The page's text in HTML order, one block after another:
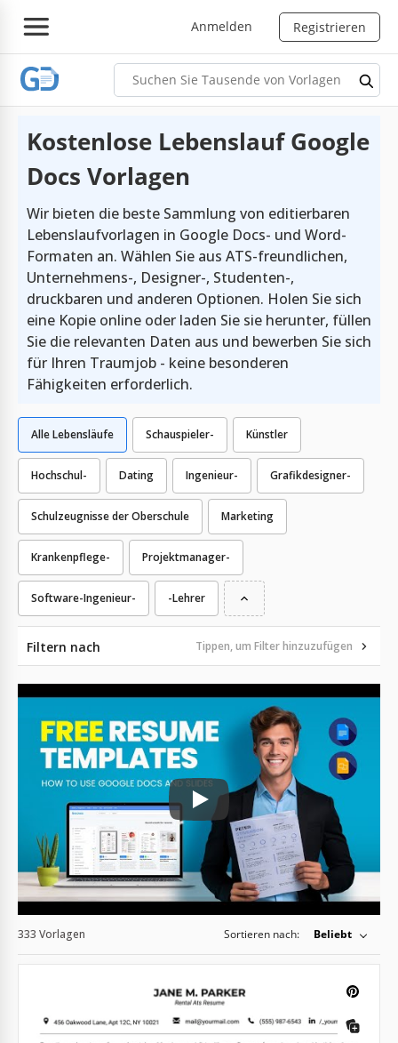
Anmelden Registrieren
Kostenlose Lebenslauf Google
Docs Vorlagen
Wir bieten die beste Sammlung von editierbaren
Lebenslaufvorlagen in Google Docs- und Word-
Formaten an. Wählen Sie aus ATS-freundlichen,
Unternehmens-, Designer-, Studenten-,
druckbaren und anderen Optionen. Holen Sie sich
eine Kopie online oder laden Sie sie herunter, füllen
Sie die relevanten Daten aus und bewerben Sie sich
für Ihren Traumjob - keine besonderen
Fähigkeiten erforderlich.
Alle Lebensläufe Schauspieler- Künstler
Hochschul- Dating Ingenieur- Grafikdesigner-
Schulzeugnisse der Oberschule Marketing
Krankenpflege- Projektmanager-
Software-Ingenieur- -Lehrer
Filtern nach Tippen, um Filter hinzuzufügen
Play: Keynote (Google I/O '18)
333 Vorlagen Sortieren nach: Beliebt